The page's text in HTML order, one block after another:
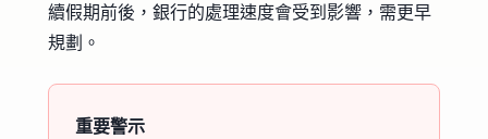
續假期前後，銀行的處理速度會受到影響，需更早
規劃。
重要警示